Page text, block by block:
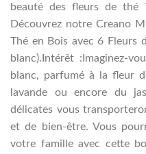
beauté des fleurs de
Découvrez notre Creano
Thé en Bois avec 6 Fleurs
blanc).Intérêt :Imaginez-
blanc, parfumé à la fleur
lavande ou encore du
délicates vous
et de bien-être. Vous
votre famille avec cette